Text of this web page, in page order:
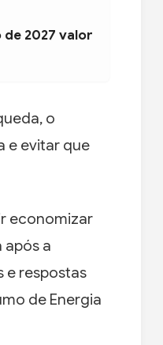
2027 valor
o
e evitar que
economizar
após a
e respostas
de Energia